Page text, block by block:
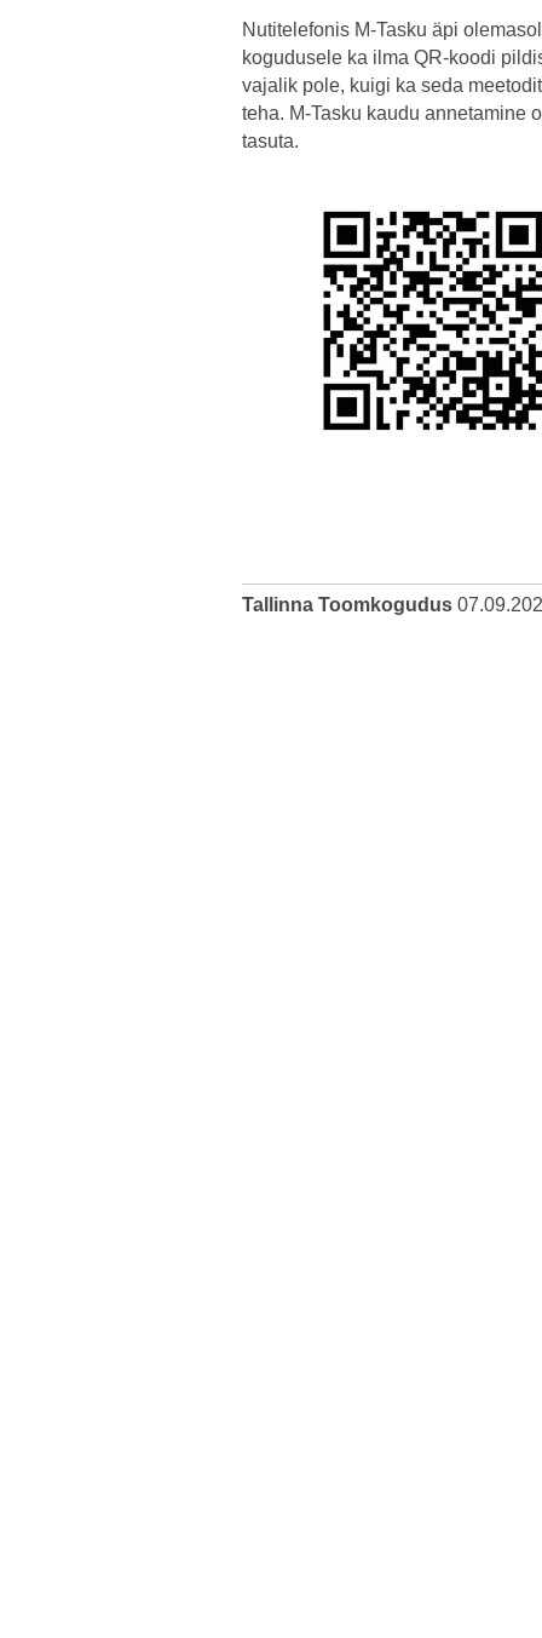
Nutitelefonis M-Tasku äpi
kogudusele ka ilma QR-koodi
vajalik pole, kuigi ka seda
teha. M-Tasku kaudu annetamine
tasuta.
Tallinna Toomkogudus